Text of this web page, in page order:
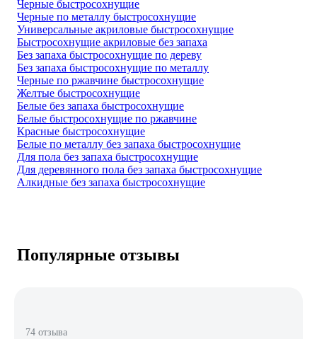
Черные быстросохнущие
Черные по металлу быстросохнущие
Универсальные акриловые быстросохнущие
Быстросохнущие акриловые без запаха
Без запаха быстросохнущие по дереву
Без запаха быстросохнущие по металлу
Черные по ржавчине быстросохнущие
Желтые быстросохнущие
Белые без запаха быстросохнущие
Белые быстросохнущие по ржавчине
Красные быстросохнущие
Белые по металлу без запаха быстросохнущие
Для пола без запаха быстросохнущие
Для деревянного пола без запаха быстросохнущие
Алкидные без запаха быстросохнущие
Популярные отзывы
74 отзыва